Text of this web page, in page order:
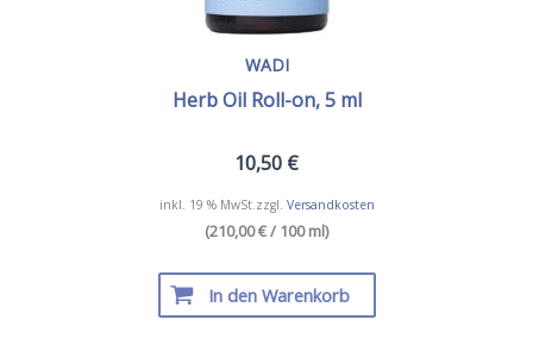
WADI
Herb Oil Roll-on, 5 ml
10,50 €
inkl. 19 % MwSt. zzgl. Versandkosten
(210,00 € / 100 ml)
In den Warenkorb